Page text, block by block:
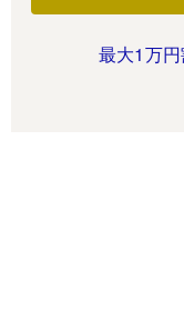
最大1万